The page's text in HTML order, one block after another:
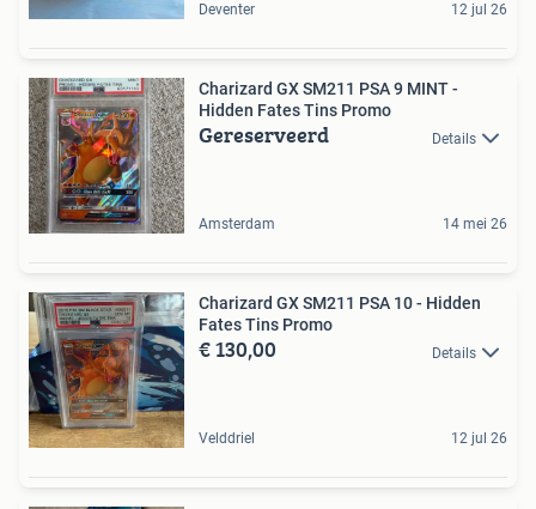
Deventer 12 jul 26
Charizard GX SM211 PSA 9 MINT -
Hidden Fates Tins Promo
Gereserveerd Details
Amsterdam 14 mei 26
Charizard GX SM211 PSA 10 - Hidden
Fates Tins Promo
€ 130,00 Details
Velddriel 12 jul 26